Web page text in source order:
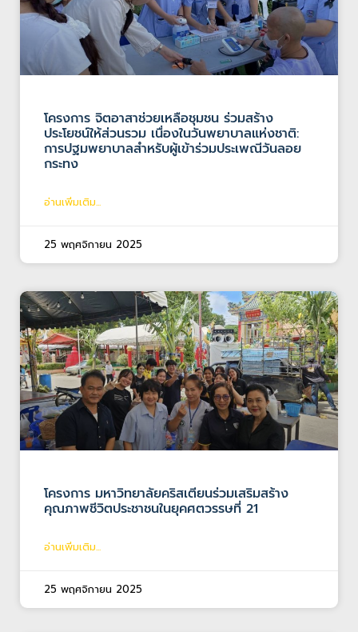
โครงการ จิตอาสาช่วยเหลือชุมชน ร่วมสร้าง
ประโยชน์ให้ส่วนรวม เนื่องในวันพยาบาลแห่งชาติ:
การปฐมพยาบาลสำหรับผู้เข้าร่วมประเพณีวันลอย
กระทง
อ่านเพิ่มเติม...
25 พฤศจิกายน 2025
โครงการ มหาวิทยาลัยคริสเตียนร่วมเสริมสร้าง
คุณภาพชีวิตประชาชนในยุคศตวรรษที่ 21
อ่านเพิ่มเติม...
25 พฤศจิกายน 2025